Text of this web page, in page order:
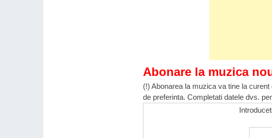
Abonare la muzica
(!) Abonarea la muzica va tine la
de preferinta. Completati datele dvs.